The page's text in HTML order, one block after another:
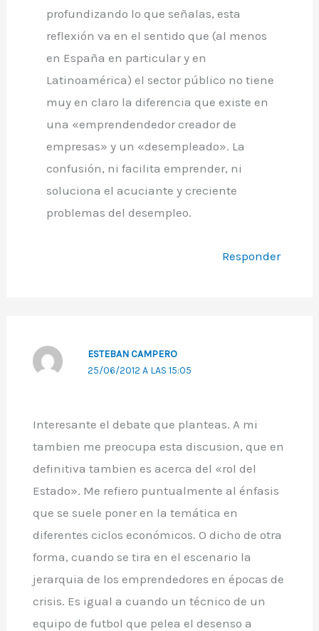
profundizando lo que señalas, esta
reflexión va en el sentido que (al menos
en España en particular y en
Latinoamérica) el sector público no tiene
muy en claro la diferencia que existe en
una «emprendendedor creador de
empresas» y un «desempleado». La
confusión, ni facilita emprender, ni
soluciona el acuciante y creciente
problemas del desempleo.
Responder
ESTEBAN CAMPERO
25/06/2012 A LAS 15:05
Interesante el debate que planteas. A mi
tambien me preocupa esta discusion, que en
definitiva tambien es acerca del «rol del
Estado». Me refiero puntualmente al énfasis
que se suele poner en la temática en
diferentes ciclos económicos. O dicho de otra
forma, cuando se tira en el escenario la
jerarquia de los emprendedores en épocas de
crisis. Es igual a cuando un técnico de un
equipo de futbol que pelea el desenso a